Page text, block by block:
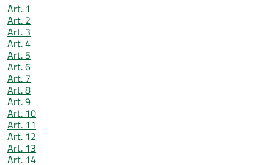
Art. 1
Art. 2
Art. 3
Art. 4
Art. 5
Art. 6
Art. 7
Art. 8
Art. 9
Art. 10
Art. 11
Art. 12
Art. 13
Art. 14